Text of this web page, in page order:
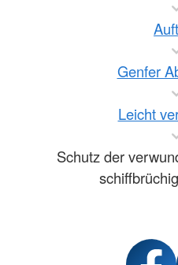
Genfer
Leicht
Schutz der